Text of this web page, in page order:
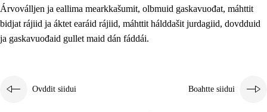
Fágaidrasttideaddji fáttát
2.5 Fágaidrasttideaddji fáttát
Árvoválljen ja eallima mearkkašumit, olbmuid gaskavuođat, máhttit
bidjat rájiid ja áktet earáid rájiid, máhttit hálddašit jurdagiid, dovdduid
ja gaskavuođaid gullet maid dán fáddái.
Ovddit siidui Boahtte siidui